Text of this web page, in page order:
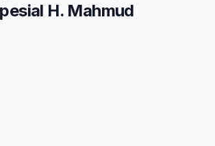
H. Mahmud